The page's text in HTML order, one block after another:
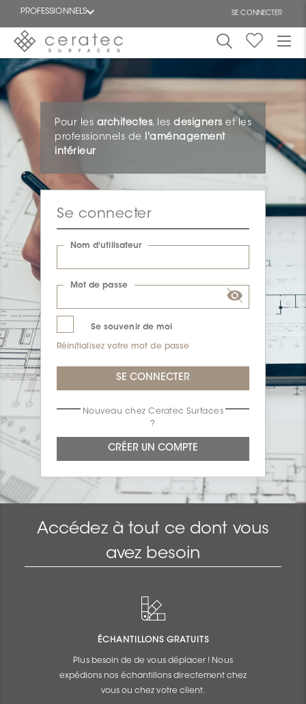
PROFESSIONNELS SE CONNECTER
En
vedette
Pour les architectes, les designers et les
professionnels de
l'aménagement
intérieur
Se connecter
Nom d'utilisateur
Mot de passe
Se souvenir de moi
Réinitialisez votre mot de passe
Nouveau chez Ceratec Surfaces
?
Accédez à tout ce dont vous
avez besoin
ÉCHANTILLONS GRATUITS
Plus besoin de de vous déplacer ! Nous
expédions nos échantillons directement chez
vous ou chez votre client.